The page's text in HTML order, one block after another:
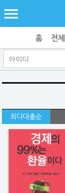
홈 전체
최다대출순